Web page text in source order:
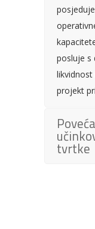
posluje s
projekt
tvrtke